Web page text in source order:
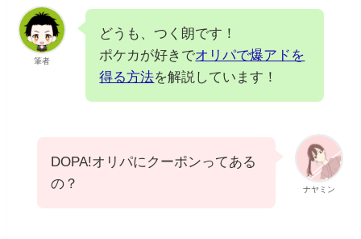
筆者
どうも、つく朗です！
ポケカが好きでオリパで爆アドを
得る方法を解説しています！
ナヤミン
DOPA!オリパにクーポンってある
の？